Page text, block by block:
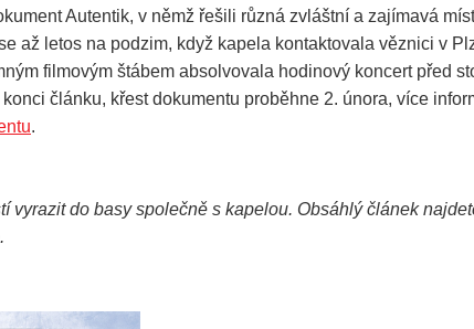
Autentik, v němž řešili různá zvláštní a zajímavá
až letos na podzim, když kapela kontaktovala věznici v
filmovým štábem absolvovala hodinový koncert před
článku, křest dokumentu proběhne 2. února, více
.
vyrazit do basy společně s kapelou. Obsáhlý článek